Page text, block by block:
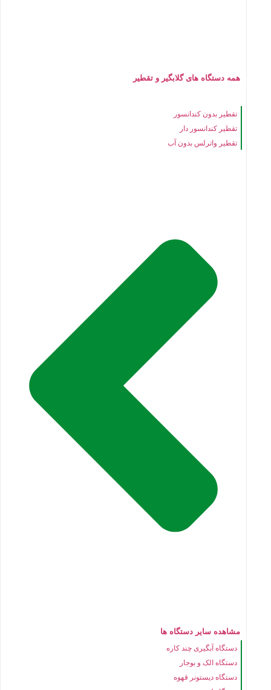
همه دستگاه های گلابگیر و تقطیر
تقطیر بدون کندانسور
تقطیر کندانسور دار
تقطیر واترلس بدون آب
مشاهده سایر دستگاه ها
دستگاه آبگیری چند کاره
دستگاه الک و بوجار
دستگاه دیستونر قهوه